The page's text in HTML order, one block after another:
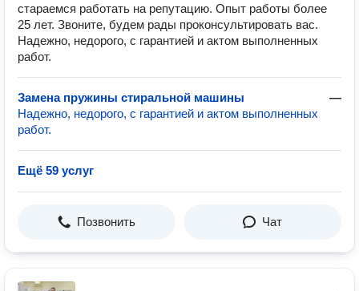
стараемся работать на репутацию. Опыт работы более
25 лет. Звоните, будем рады проконсультировать вас.
Надежно, недорого, с гарантией и актом выполненных
работ.
Замена пружины стиральной машины
—
Надежно, недорого, с гарантией и актом выполненных
работ.
Ещё 59 услуг
Позвонить Чат